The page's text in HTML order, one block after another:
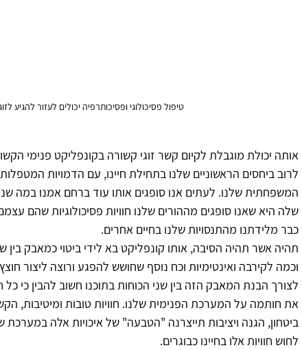
טיפול פסיכולוגי ופסיכותרפיה יכולים לעזור להגיע
אותה יכולת מוגבלת לקיום קשר זוגי קשורה בקונפליקט פנימי
לרוב ביחסים הראשוניים שלנו בתחילת חיינו, עם הדמויות
המשפחתית שלנו. לעתים אנו סופגים אותו עוד ברחם אמנו במה
שלה היא שאנו סופגים מההורים שלנו חוויות פסיכולוגיות שהם
כבר מלידתנו מהתנסויות שלנו בחיים אחרים.
תהיה אשר תהיה הסיבה, אותו קונפליקט בא לידי ביטוי כמאבק בין
וכמה לקירבה ואינטימיות וכח נוסף שחושש להפגע ורוצה ליצור חוצץ
לצורך הבנת המאבק הזה בין שני הכוחות בתוכנו חשוב להבין כי כל
את חותמה על המערכת הפנימית שלנו. חוויות טובות ומיטיבות,
ביטחון, הגנה ויציבות תייצרנה "הטבעה" של איכויות אלה
לחוש חוויות אלו בחיינו כבוגרים.